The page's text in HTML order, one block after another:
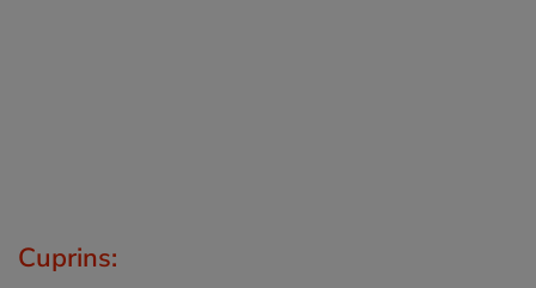
Cuprins: